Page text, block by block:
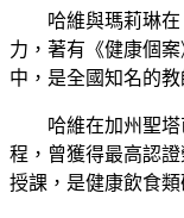
哈維與瑪莉琳在
力，著有《健康個
中，是全國知名的教
哈維在加州聖塔
程，曾獲得最高認
授課，是健康飲食